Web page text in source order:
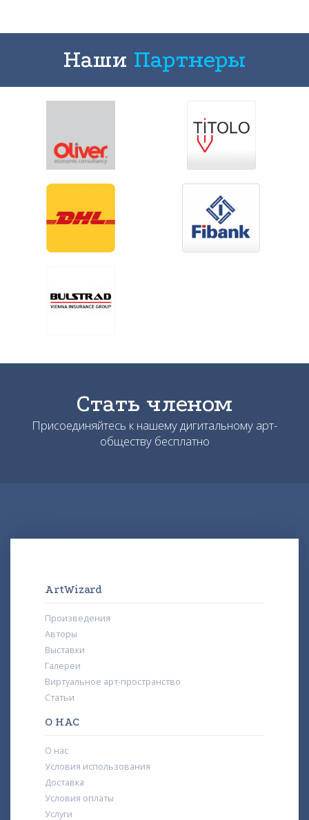
Наши Партнеры
Стать членом
Присоединяйтесь к нашему дигитальному арт-
обществу бесплатно
ArtWizard
Произведения
Авторы
Выставки
Галереи
Виртуальное арт-пространство
Статьи
О НАС
О нас
Условия использования
Доставка
Условия оплаты
Услуги